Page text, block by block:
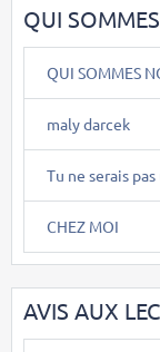
QUI
QUI SOMMES
maly darcek
Tu ne serais
CHEZ MOI
AVIS AUX